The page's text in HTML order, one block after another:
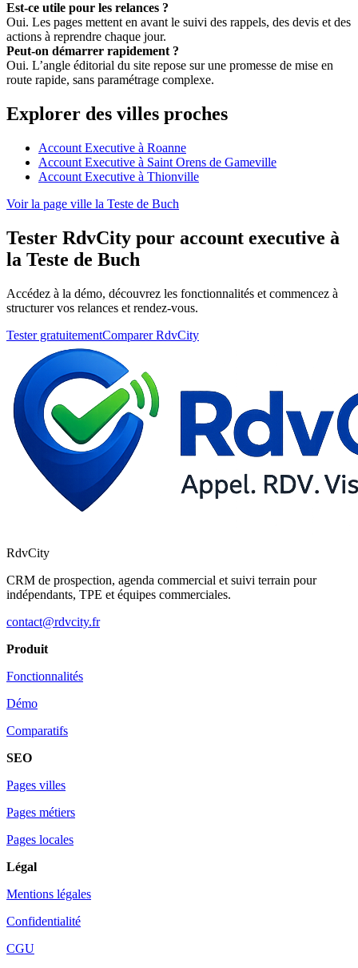
Est-ce utile pour les relances ?
Oui. Les pages mettent en avant le suivi des rappels, des devis et des
actions à reprendre chaque jour.
Peut-on démarrer rapidement ?
Oui. L’angle éditorial du site repose sur une promesse de mise en
route rapide, sans paramétrage complexe.
Explorer des villes proches
Account Executive à Roanne
Account Executive à Saint Orens de Gameville
Account Executive à Thionville
Voir la page ville la Teste de Buch
Tester RdvCity pour account executive à
la Teste de Buch
Accédez à la démo, découvrez les fonctionnalités et commencez à
structurer vos relances et rendez-vous.
Tester gratuitementComparer RdvCity
RdvCity
CRM de prospection, agenda commercial et suivi terrain pour
indépendants, TPE et équipes commerciales.
contact@rdvcity.fr
Produit
Fonctionnalités
Démo
Comparatifs
SEO
Pages villes
Pages métiers
Pages locales
Légal
Mentions légales
Confidentialité
CGU